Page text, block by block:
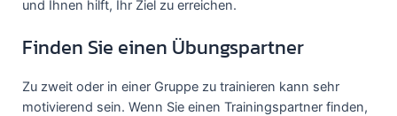
und Ihnen hilft, Ihr Ziel zu erreichen.
Finden Sie einen Übungspartner
Zu zweit oder in einer Gruppe zu trainieren kann sehr
motivierend sein. Wenn Sie einen Trainingspartner finden,